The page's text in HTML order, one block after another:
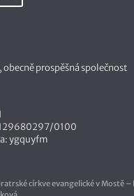
obecně prospěšná společnost
0100
ygquyfm
církve evangelické v Mostě